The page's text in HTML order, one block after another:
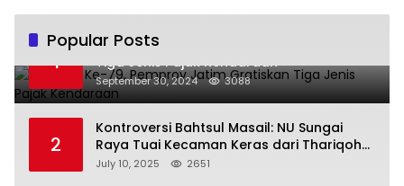
Popular Posts
1
Hari Jadi Ke-79, Pemprov Jatim Gratiskan
Tiga Jenis Pajak Kendaraan
September 30, 2024 3088
2
Kontroversi Bahtsul Masail: NU Sungai
Raya Tuai Kecaman Keras dari Thariqoh
Al Mu’min
July 10, 2025 2651